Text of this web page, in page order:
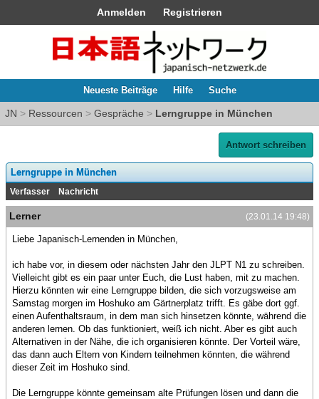
Anmelden Registrieren
Neueste Beiträge Hilfe Suche
JN > Ressourcen > Gespräche > Lerngruppe in München
Antwort schreiben
Lerngruppe in München
Verfasser Nachricht
(23.01.14 19:48)
Lerner
Liebe Japanisch-Lernenden in München,
ich habe vor, in diesem oder nächsten Jahr den JLPT N1 zu schreiben.
Vielleicht gibt es ein paar unter Euch, die Lust haben, mit zu machen.
Hierzu könnten wir eine Lerngruppe bilden, die sich vorzugsweise am
Samstag morgen im Hoshuko am Gärtnerplatz trifft. Es gäbe dort ggf.
einen Aufenthaltsraum, in dem man sich hinsetzen könnte, während die
anderen lernen. Ob das funktioniert, weiß ich nicht. Aber es gibt auch
Alternativen in der Nähe, die ich organisieren könnte. Der Vorteil wäre,
das dann auch Eltern von Kindern teilnehmen könnten, die während
dieser Zeit im Hoshuko sind.
Die Lerngruppe könnte gemeinsam alte Prüfungen lösen und dann die